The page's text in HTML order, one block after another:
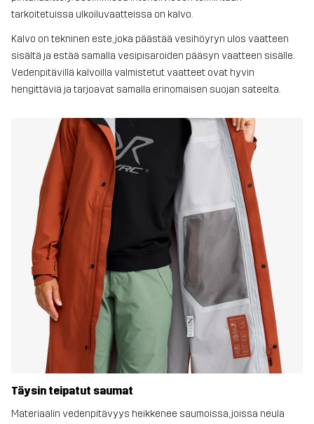
tarkoitetuissa ulkoiluvaatteissa on kalvo.
Kalvo on tekninen este, joka päästää vesihöyryn ulos vaatteen
sisältä ja estää samalla vesipisaroiden pääsyn vaatteen sisälle.
Vedenpitävillä kalvoilla valmistetut vaatteet ovat hyvin
hengittäviä ja tarjoavat samalla erinomaisen suojan sateelta.
Täysin teipatut saumat
Materiaalin vedenpitävyys heikkenee saumoissa, joissa neula